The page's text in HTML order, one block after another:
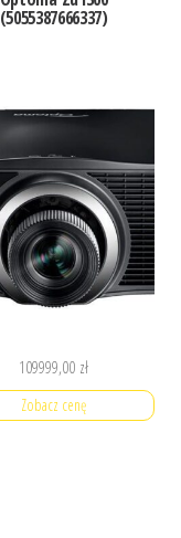
(5055387666337)
109999,00 zł
Zobacz cenę